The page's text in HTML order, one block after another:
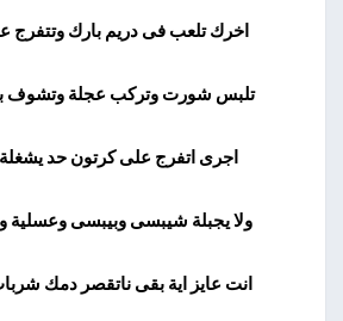
اخرك تلعب فى دريم بارك وتتفرج
تلبس شورت وتركب عجلة وتشوف بن
اجرى اتفرج على كرتون حد
ولا يجبلة شيبسى وبيبسى وعسلية
انت عايز اية بقى ناتقصر دمك